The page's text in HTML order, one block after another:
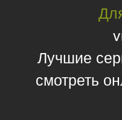
Лучшие
смотреть